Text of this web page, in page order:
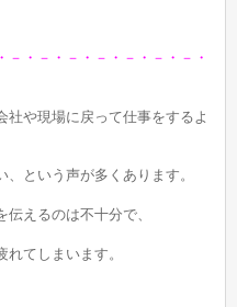
－・－・－・－・－・－・－・
社や現場に戻って仕事をするよ
という声が多くあります。
えるのは不十分で、
てしまいます。